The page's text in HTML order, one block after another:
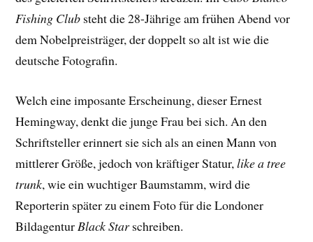
Fishing Club steht die 28-Jährige am frühen Abend vor
dem Nobelpreisträger, der doppelt so alt ist wie die
deutsche Fotografin.
Welch eine imposante Erscheinung, dieser Ernest
Hemingway, denkt die junge Frau bei sich. An den
Schriftsteller erinnert sie sich als an einen Mann von
mittlerer Größe, jedoch von kräftiger Statur,like a tree
trunk, wie ein wuchtiger Baumstamm, wird die
Reporterin später zu einem Foto für die Londoner
BildagenturBlack Starschreiben.